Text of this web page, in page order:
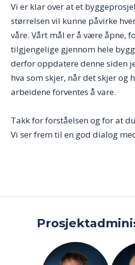
Vi er klar over at et
størrelsen vil kunne påvirke
våre. Vårt mål er å være åpne,
tilgjengelige gjennom hele
derfor oppdatere denne siden
hva som skjer, når det skjer og
arbeidene forventes å vare.
Takk for forståelsen og for at
Vi ser frem til en god dialog